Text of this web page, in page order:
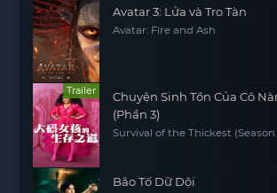
Avatar 3: Lửa và Tro Tàn
Avatar: Fire and Ash
Trailer
Chuyện Sinh Tồn Của Cô
(Phần 3)
Survival of the Thickest (Season
Bão Tố Dữ Dội